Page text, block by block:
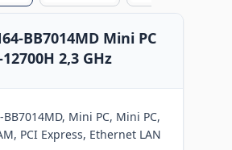
BB7014MD Mini PC
2,3 GHz
BB7014MD, Mini PC, Mini PC,
PCI Express, Ethernet LAN